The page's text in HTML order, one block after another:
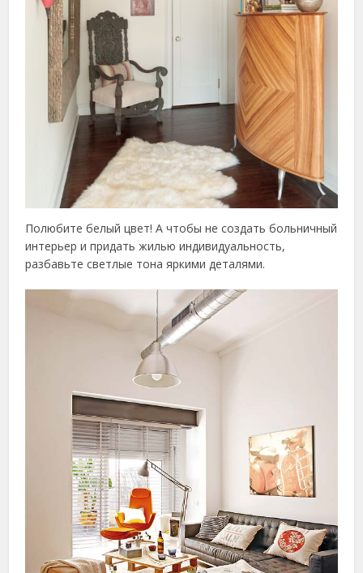
Полюбите белый цвет! А чтобы не создать больничный
интерьер и придать жилью индивидуальность,
разбавьте светлые тона яркими деталями.